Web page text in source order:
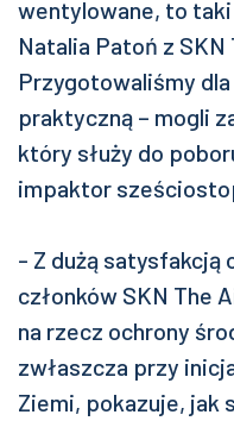
wentylowane, to
Natalia Patoń z SKN
Przygotowaliśmy
praktyczną – mogli
który służy do
impaktor
- Z dużą satysfakcją
członków SKN The
na rzecz ochrony
zwłaszcza przy
Ziemi, pokazuje, jak